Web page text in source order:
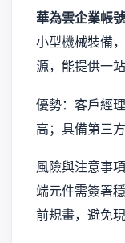
華為雲企業帳
小型機械裝備
源，能提供一
優勢：客戶經
高；具備第三
風險與注意事
端元件需簽署
前規畫，避免